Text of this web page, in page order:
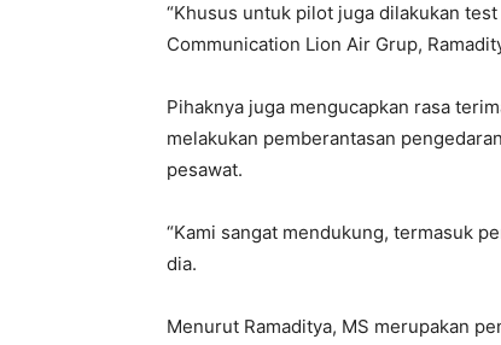
“Khusus untuk pilot juga dilakukan
Communication Lion Air Grup,
Pihaknya juga mengucapkan rasa
melakukan pemberantasan
pesawat.
“Kami sangat mendukung, termasuk
dia.
Menurut Ramaditya, MS merupakan